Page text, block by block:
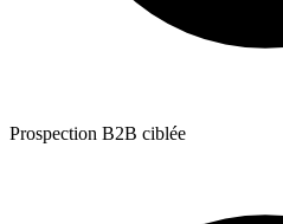
Prospection B2B ciblée